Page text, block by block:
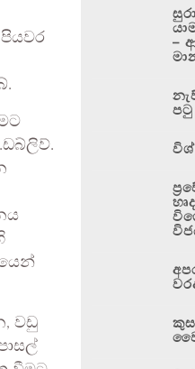
වඩු
–